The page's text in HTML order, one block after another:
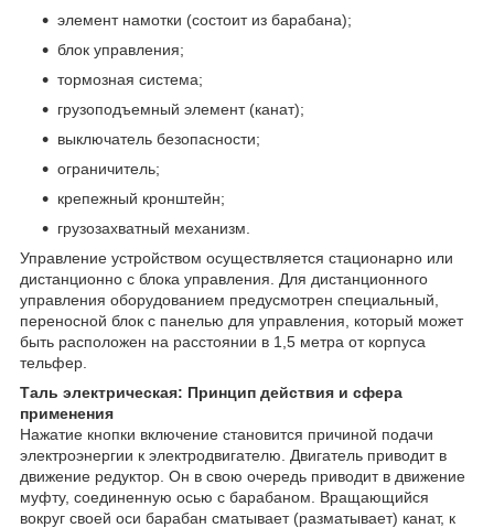
элемент намотки (состоит из барабана);
блок управления;
тормозная система;
грузоподъемный элемент (канат);
выключатель безопасности;
ограничитель;
крепежный кронштейн;
грузозахватный механизм.
Управление устройством осуществляется стационарно или
дистанционно с блока управления. Для дистанционного
управления оборудованием предусмотрен специальный,
переносной блок с панелью для управления, который может
быть расположен на расстоянии в 1,5 метра от корпуса
тельфер.
Таль электрическая: Принцип действия и сфера
применения
Нажатие кнопки включение становится причиной подачи
электроэнергии к электродвигателю. Двигатель приводит в
движение редуктор. Он в свою очередь приводит в движение
муфту, соединенную осью с барабаном. Вращающийся
вокруг своей оси барабан сматывает (разматывает) канат, к